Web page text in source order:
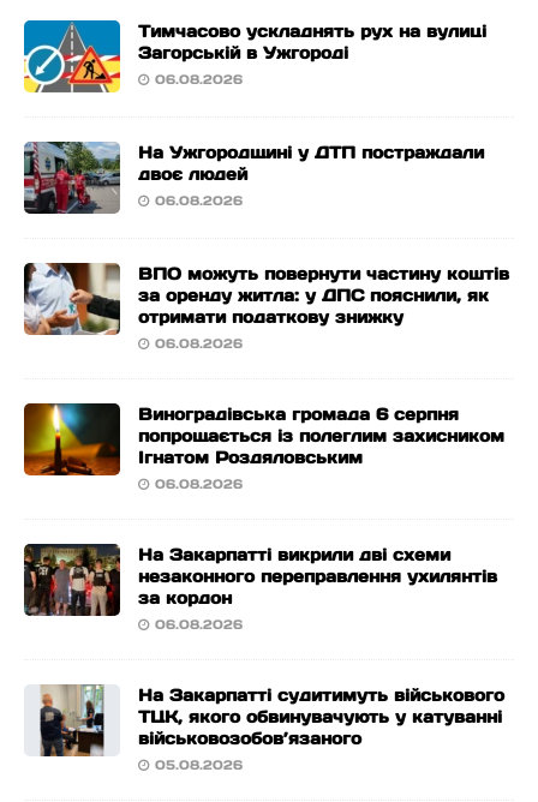
Тимчасово ускладнять рух на вулиці
Загорській в Ужгороді
06.08.2026
На Ужгородщині у ДТП постраждали
двоє людей
06.08.2026
ВПО можуть повернути частину коштів
за оренду житла: у ДПС пояснили, як
отримати податкову знижку
06.08.2026
Виноградівська громада 6 серпня
попрощається із полеглим захисником
Ігнатом Роздяловським
06.08.2026
На Закарпатті викрили дві схеми
незаконного переправлення ухилянтів
за кордон
06.08.2026
На Закарпатті судитимуть військового
ТЦК, якого обвинувачують у катуванні
військовозобов’язаного
05.08.2026